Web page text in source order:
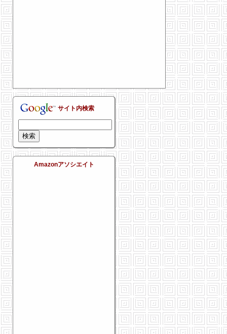
サイト内検索
Amazonアソシエイト